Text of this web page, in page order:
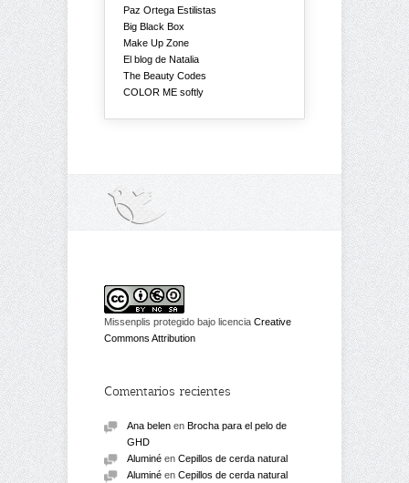
Paz Ortega Estilistas
Big Black Box
Make Up Zone
El blog de Natalia
The Beauty Codes
COLOR ME softly
Missenplis protegido bajo licencia Creative
Commons Attribution
Comentarios recientes
Ana belen en Brocha para el pelo de
GHD
Aluminé en Cepillos de cerda natural
Aluminé en Cepillos de cerda natural